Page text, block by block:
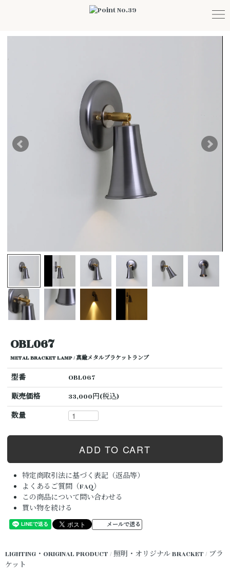
OBL067
METAL BRACKET LAMP / 真鍮メタルブラケットランプ
型番
OBL067
販売価格
33,000円(税込)
数量
特定商取引法に基づく表記（返品等）
よくあるご質問（FAQ）
この商品について問い合わせる
買い物を続ける
メールで送る
LIGHTING・ORIGINAL PRODUCT / 照明・オリジナルBRACKET / ブラ
ケット